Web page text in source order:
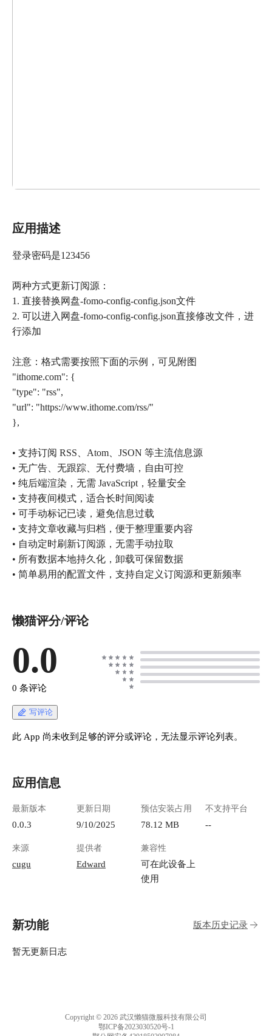
应用描述
登录密码是123456
两种方式更新订阅源：
1. 直接替换网盘-fomo-config-config.json文件
2. 可以进入网盘-fomo-config-config.json直接修改文件，进
行添加
注意：格式需要按照下面的示例，可见附图
"ithome.com": {
"type": "rss",
"url": "https://www.ithome.com/rss/"
},
• 支持订阅 RSS、Atom、JSON 等主流信息源
• 无广告、无跟踪、无付费墙，自由可控
• 纯后端渲染，无需 JavaScript，轻量安全
• 支持夜间模式，适合长时间阅读
• 可手动标记已读，避免信息过载
• 支持文章收藏与归档，便于整理重要内容
• 自动定时刷新订阅源，无需手动拉取
• 所有数据本地持久化，卸载可保留数据
• 简单易用的配置文件，支持自定义订阅源和更新频率
懒猫评分/评论
0.0
0 条评论
写评论
此 App 尚未收到足够的评分或评论，无法显示评论列表。
应用信息
最新版本
0.0.3
更新日期
9/10/2025
预估安装占用
78.12 MB
不支持平台
--
来源
cugu
提供者
Edward
兼容性
可在此设备上
使用
新功能 版本历史记录
暂无更新日志
Copyright © 2026 武汉懒猫微服科技有限公司
鄂ICP备2023030520号-1